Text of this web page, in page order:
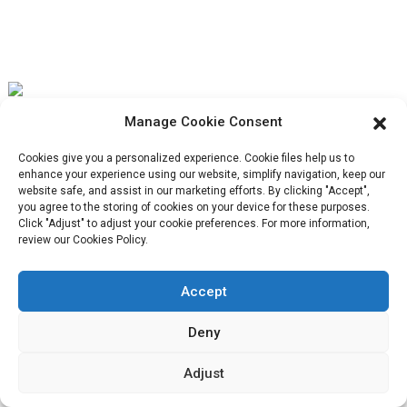
intelligente, axée sur
la performance et
centrée sur la
marque.emballage
de collations.
extérieur dans le secteur de l'emballage. Nos valeurs
d'entreprise sont la proactivité, l'unité et l'entraide, ainsi que la
responsabilité dans la mise en œuvre de la lutte pour le progrès.
Manage Cookie Consent
Cookies give you a personalized experience. Cookie files help us to
enhance your experience using our website, simplify navigation, keep our
website safe, and assist in our marketing efforts. By clicking "Accept",
you agree to the storing of cookies on your device for these purposes.
Click "Adjust" to adjust your cookie preferences. For more information,
review our Cookies Policy.
Accept
Deny
Adjust